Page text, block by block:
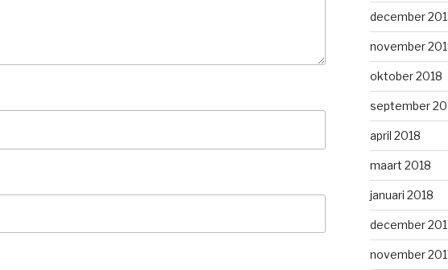
december
november
oktober 2018
september
april 2018
maart 2018
januari 2018
december
november